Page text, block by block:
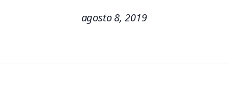
agosto 8, 2019